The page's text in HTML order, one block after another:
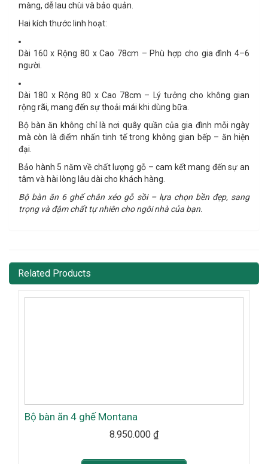
màng, dễ lau chùi và bảo quản.
Hai kích thước linh hoạt:
Dài 160 x Rộng 80 x Cao 78cm – Phù hợp cho gia đình 4–6
người.
Dài 180 x Rộng 80 x Cao 78cm – Lý tưởng cho không gian
rộng rãi, mang đến sự thoải mái khi dùng bữa.
Bộ bàn ăn không chỉ là nơi quây quần của gia đình mỗi ngày
mà còn là điểm nhấn tinh tế trong không gian bếp – ăn hiện
đại.
Bảo hành 5 năm về chất lượng gỗ – cam kết mang đến sự an
tâm và hài lòng lâu dài cho khách hàng.
Bộ bàn ăn 6 ghế chân xéo gỗ sồi – lựa chọn bền đẹp, sang
trọng và đậm chất tự nhiên cho ngôi nhà của bạn.
Related Products
Bộ bàn ăn 4 ghế Montana
8.950.000 ₫